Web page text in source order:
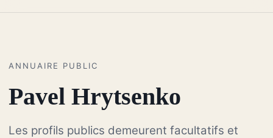
ANNUAIRE PUBLIC
Pavel Hrytsenko
Les profils publics demeurent facultatifs et